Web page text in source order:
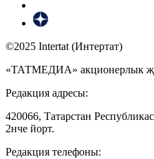
©2025 Intertat (Интертат)
«ТАТМЕДИА» акционерлык
Редакция адресы:
420066, Татарстан
2нче йорт.
Редакция телефоны: